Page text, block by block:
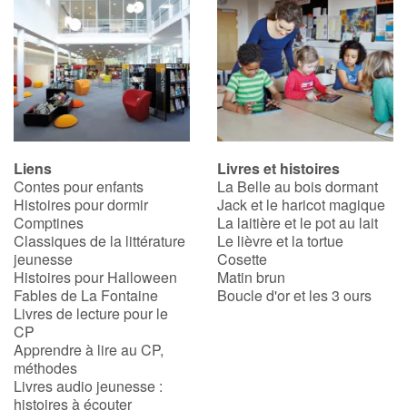
Activités et ateliers
Apprendre les langues
Dyslexie, troubles de la lecture
Nos listes de lecture
Les plus lus
Coups de coeur
Liens
Contes pour enfants
Histoires pour dormir
Comptines
Classiques de la littérature
jeunesse
Histoires pour Halloween
Fables de La Fontaine
Livres de lecture pour le
CP
Apprendre à lire au CP,
méthodes
Livres audio jeunesse :
histoires à écouter
Livres et histoires
La Belle au bois dormant
Jack et le haricot magique
La laitière et le pot au lait
Le lièvre et la tortue
Cosette
Matin brun
Boucle d'or et les 3 ours